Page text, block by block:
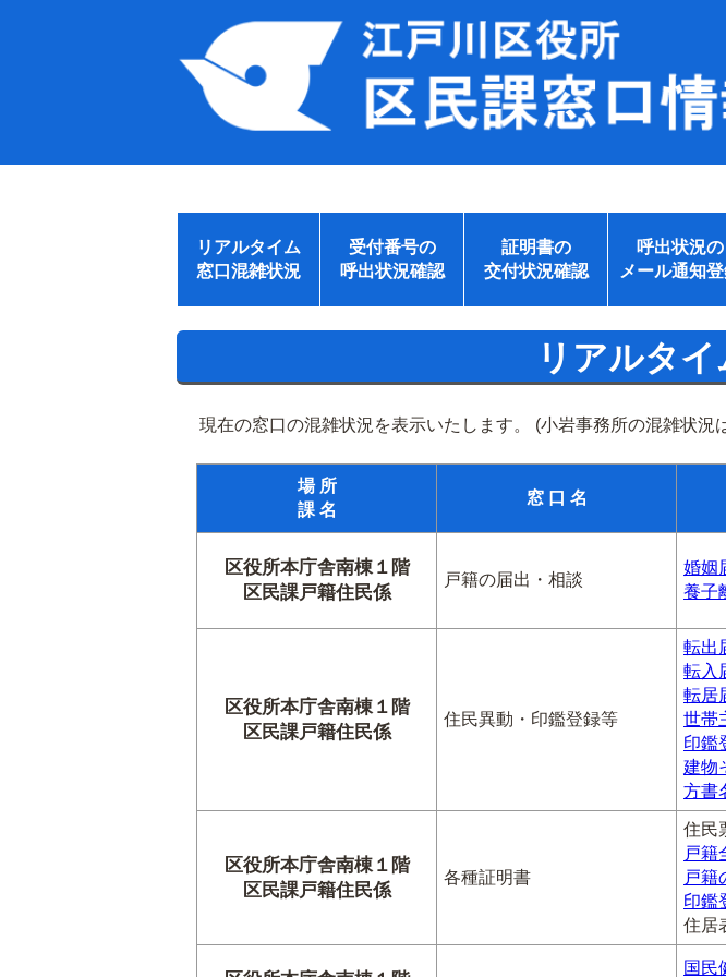
リアルタイム
窓口混雑状況
受付番号の
呼出状況確認
証明書の
交付状況確認
呼出状況の
メール通知
リアルタ
現在の窓口の混雑状況を表示いたします。 (小岩事務所の混雑状況
場 所
課 名
窓 口 名
区役所本庁舎南棟１階
区民課戸籍住民係
戸籍の届出・相談
婚姻
養子
区役所本庁舎南棟１階
区民課戸籍住民係
住民異動・印鑑登録等
転出
転入
転居
世帯
印鑑
建物
方書
区役所本庁舎南棟１階
区民課戸籍住民係
各種証明書
住民
戸籍
戸籍
印鑑
住居
国民